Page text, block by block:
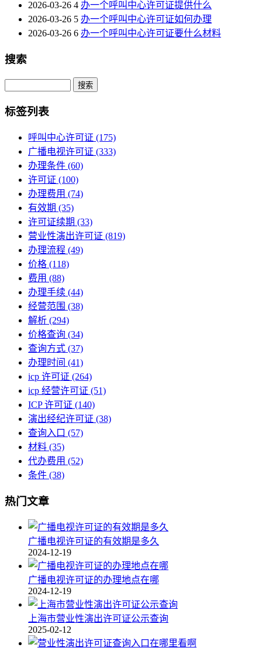
2026-03-26 4 办一个呼叫中心许可证提供什么
2026-03-26 5 办一个呼叫中心许可证如何办理
2026-03-26 6 办一个呼叫中心许可证要什么材料
搜索
Search
标签列表
呼叫中心许可证 (175)
广播电视许可证 (333)
办理条件 (60)
许可证 (100)
办理费用 (74)
有效期 (35)
许可证续期 (33)
营业性演出许可证 (819)
办理流程 (49)
价格 (118)
费用 (88)
办理手续 (44)
经营范围 (38)
解析 (294)
价格查询 (34)
查询方式 (37)
办理时间 (41)
icp 许可证 (264)
icp 经营许可证 (51)
ICP 许可证 (140)
演出经纪许可证 (38)
查询入口 (57)
材料 (35)
代办费用 (52)
条件 (38)
热门文章
广播电视许可证的有效期是多久
2024-12-19
广播电视许可证的办理地点在哪
2024-12-19
上海市营业性演出许可证公示查询
2025-02-12